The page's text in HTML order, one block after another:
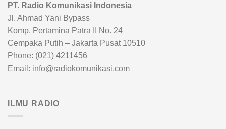
PT. Radio Komunikasi Indonesia
Jl. Ahmad Yani Bypass
Komp. Pertamina Patra II No. 24
Cempaka Putih – Jakarta Pusat 10510
Phone: (021) 4211456
Email: info@radiokomunikasi.com
ILMU RADIO